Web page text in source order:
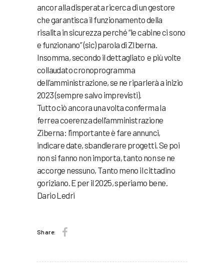
ancor alla disperata ricerca di un gestore
che garantisca il funzionamento della
risalita in sicurezza perché “le cabine ci sono
e funzionano” (sic) parola di ZIberna.
Insomma, secondo il dettagliato e più volte
collaudato cronoprogramma
dell’amministrazione, se ne riparlerà a inizio
2023 (sempre salvo imprevisti).
Tutto ciò ancora una volta conferma la
ferrea coerenza dell’amministrazione
Ziberna: l’importante è fare annunci,
indicare date, sbandierare progetti. Se poi
non si fanno non importa, tanto non se ne
accorge nessuno, Tanto meno il cittadino
goriziano. E per il 2025, speriamo bene.
Dario Ledri
Share: